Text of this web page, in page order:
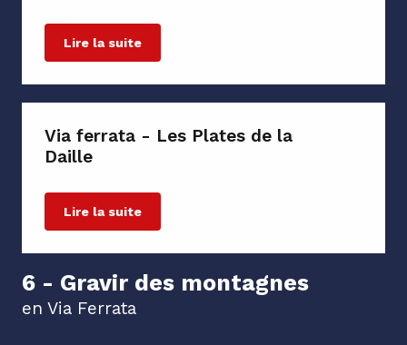
Lire la suite
Via ferrata - Les Plates de la
Daille
Lire la suite
6 - Gravir des montagnes
en Via Ferrata